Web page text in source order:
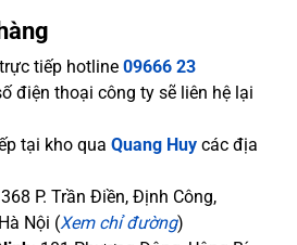
tiếp hotline 09666 23
điện thoại công ty sẽ liên hệ lại
tại kho qua Quang Huy các địa
P. Trần Điền, Định Công,
Nội (Xem chỉ đường)